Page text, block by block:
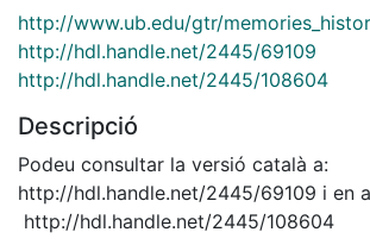
http://www.ub.edu/gtr/
http://hdl.handle.net/2445/69109
http://hdl.handle.net/2445/108604
Descripció
Podeu consultar la versió català a:
http://hdl.handle.net/2445/69109 i en
http://hdl.handle.net/2445/108604